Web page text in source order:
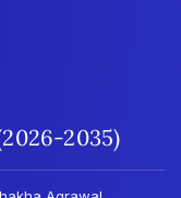
2035)